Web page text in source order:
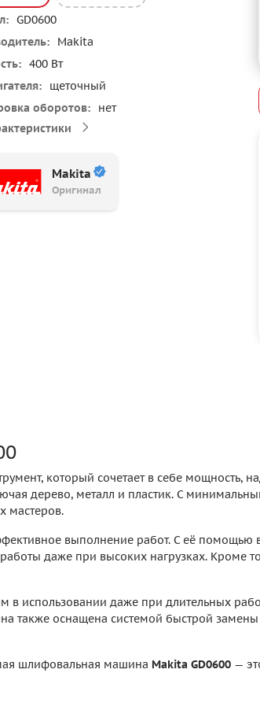
GD0600
Makita
400 Вт
щеточный
оборотов
нет
Makita
Оригинал
который сочетает в себе мощность,
дерево, металл и пластик. С
мастеров.
выполнение работ. С её помощью
даже при высоких нагрузках. Кроме
использовании даже при длительных
также оснащена системой быстрой
шлифовальная машина Makita GD0600 —